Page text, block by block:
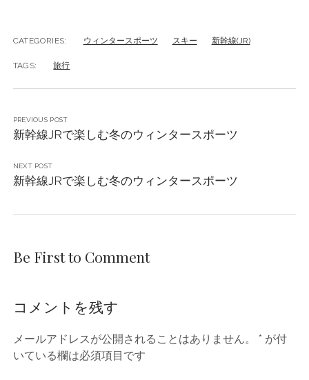
CATEGORIES: ウィンタースポーツ スキー 新幹線(JR)
TAGS: 旅行
PREVIOUS POST
新幹線JRで楽しむ冬のウィンタースポーツ
NEXT POST
新幹線JRで楽しむ冬のウィンタースポーツ
Be First to Comment
コメントを残す
メールアドレスが公開されることはありません。 * が付
いている欄は必須項目です